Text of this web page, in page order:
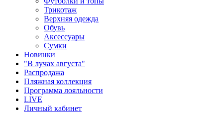
Трикотаж
Верхняя одежда
Обувь
Аксессуары
Сумки
Новинки
"В лучах августа"
Распродажа
Пляжная коллекция
Программа лояльности
LIVE
Личный кабинет